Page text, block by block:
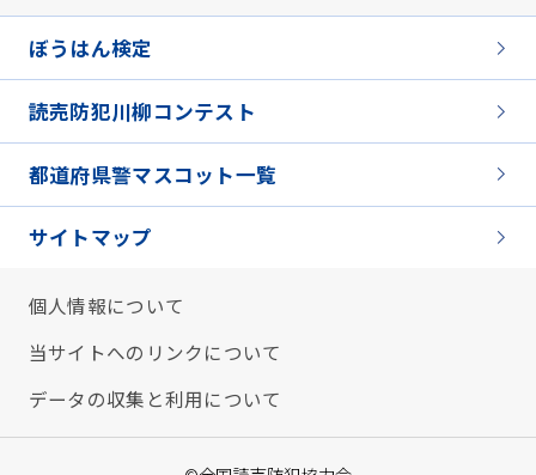
ぼうはん検定
読売防犯川柳コンテスト
都道府県警マスコット一覧
サイトマップ
個人情報について
当サイトへのリンクについて
データの収集と利用について